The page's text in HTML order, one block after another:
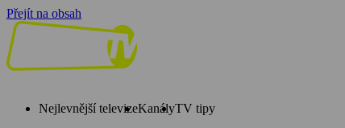
Přejít na obsah
Nejlevnější televizeKanályTV tipy